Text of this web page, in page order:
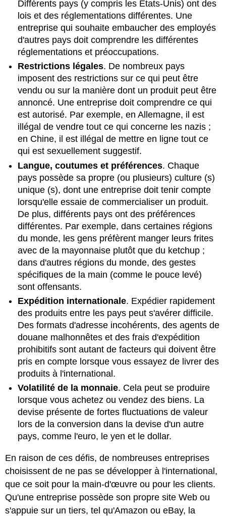
Différents pays (y compris les États-Unis) ont des
lois et des réglementations différentes. Une
entreprise qui souhaite embaucher des employés
d'autres pays doit comprendre les différentes
réglementations et préoccupations.
Restrictions légales. De nombreux pays
imposent des restrictions sur ce qui peut être
vendu ou sur la manière dont un produit peut être
annoncé. Une entreprise doit comprendre ce qui
est autorisé. Par exemple, en Allemagne, il est
illégal de vendre tout ce qui concerne les nazis ;
en Chine, il est illégal de mettre en ligne tout ce
qui est sexuellement suggestif.
Langue, coutumes et préférences. Chaque
pays possède sa propre (ou plusieurs) culture (s)
unique (s), dont une entreprise doit tenir compte
lorsqu'elle essaie de commercialiser un produit.
De plus, différents pays ont des préférences
différentes. Par exemple, dans certaines régions
du monde, les gens préfèrent manger leurs frites
avec de la mayonnaise plutôt que du ketchup ;
dans d'autres régions du monde, des gestes
spécifiques de la main (comme le pouce levé)
sont offensants.
Expédition internationale. Expédier rapidement
des produits entre les pays peut s'avérer difficile.
Des formats d'adresse incohérents, des agents de
douane malhonnêtes et des frais d'expédition
prohibitifs sont autant de facteurs qui doivent être
pris en compte lorsque vous essayez de livrer des
produits à l'international.
Volatilité de la monnaie. Cela peut se produire
lorsque vous achetez ou vendez des biens. La
devise présente de fortes fluctuations de valeur
lors de la conversion dans la devise d'un autre
pays, comme l'euro, le yen et le dollar.
En raison de ces défis, de nombreuses entreprises
choisissent de ne pas se développer à l'international,
que ce soit pour la main-d'œuvre ou pour les clients.
Qu'une entreprise possède son propre site Web ou
s'appuie sur un tiers, tel qu'Amazon ou eBay, la